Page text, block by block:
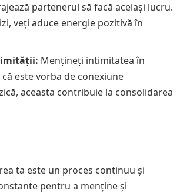
partenerul să facă același lucru.
veți aduce energie pozitivă în
Mențineți intimitatea în
este vorba de conexiune
aceasta contribuie la consolidarea
ta este un proces continuu și
pentru a menține și